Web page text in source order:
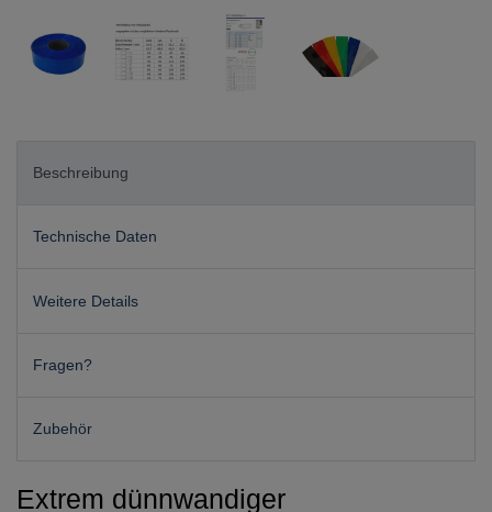
Beschreibung
Technische Daten
Weitere Details
Fragen?
Zubehör
Extrem dünnwandiger